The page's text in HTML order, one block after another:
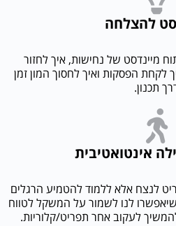
להצלחה
מיינדסט של נחישות, איך לחזור
לקחת הפסקות ואיך לחסוך המון זמן
תכנון.
אינטואטיבית
לנצח אלא ללמוד להטמיע הרגלים
שיאפשרו לנו לשמור על המשקל לטווח
לעקוב אחר תפריט/קלוריות.